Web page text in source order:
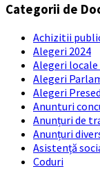
Categorii de
Achizitii
Alegeri 2024
Alegeri locale
Alegeri
Alegeri
Anunturi
Anunțuri de
Anunțuri
Asistență
Coduri